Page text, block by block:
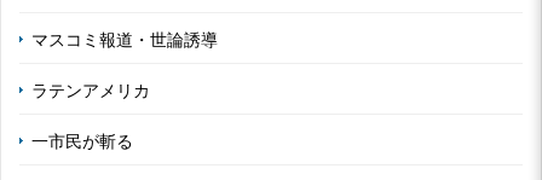
マスコミ報道・世論誘導
ラテンアメリカ
一市民が斬る